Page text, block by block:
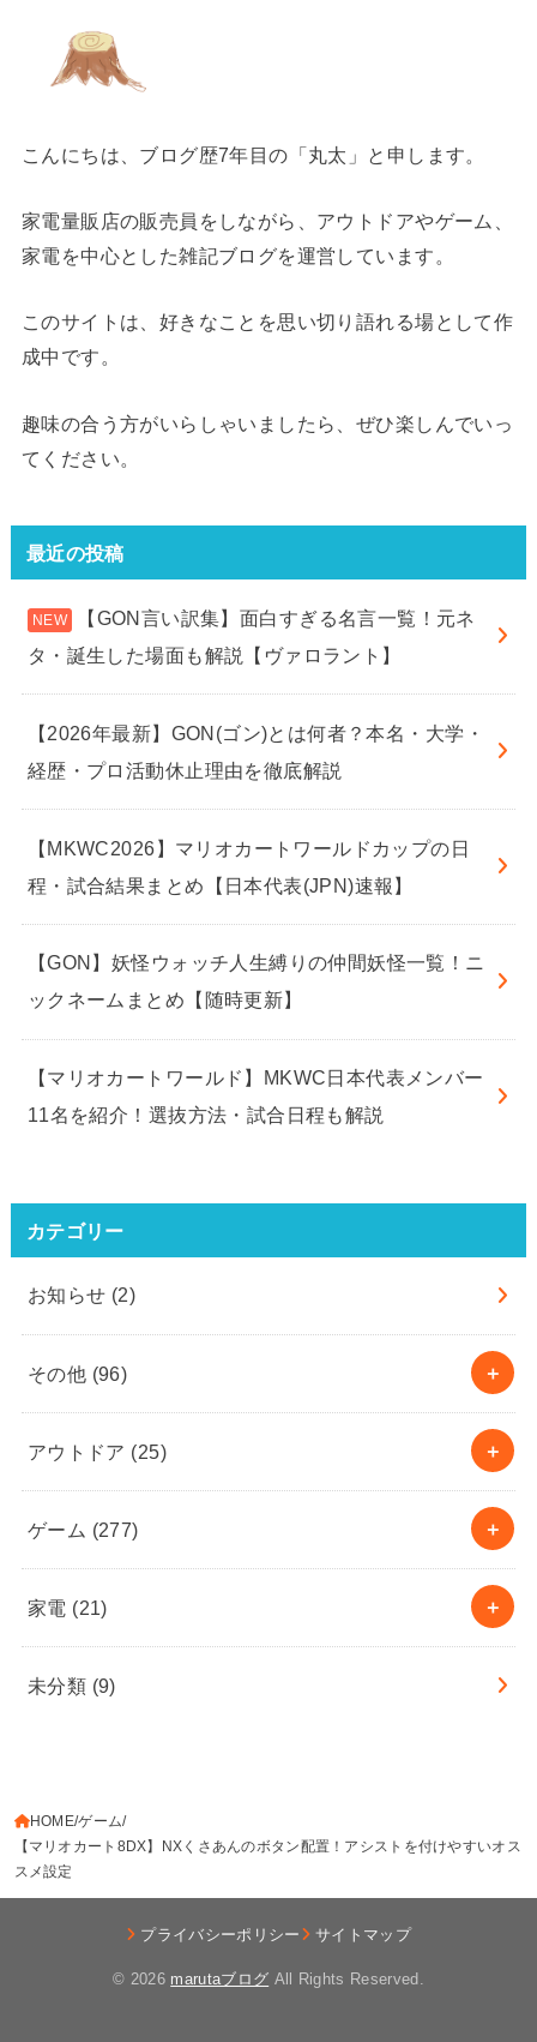
こんにちは、ブログ歴7年目の「丸太」と申します。
家電量販店の販売員をしながら、アウトドアやゲーム、
家電を中心とした雑記ブログを運営しています。
このサイトは、好きなことを思い切り語れる場として作
成中です。
趣味の合う方がいらしゃいましたら、ぜひ楽しんでいっ
てください。
最近の投稿
【GON言い訳集】面白すぎる名言一覧！元ネ
タ・誕生した場面も解説【ヴァロラント】
【2026年最新】GON(ゴン)とは何者？本名・大学・
経歴・プロ活動休止理由を徹底解説
【MKWC2026】マリオカートワールドカップの日
程・試合結果まとめ【日本代表(JPN)速報】
【GON】妖怪ウォッチ人生縛りの仲間妖怪一覧！ニ
ックネームまとめ【随時更新】
【マリオカートワールド】MKWC日本代表メンバー
11名を紹介！選抜方法・試合日程も解説
カテゴリー
お知らせ (2)
その他 (96)
アウトドア (25)
ゲーム (277)
家電 (21)
未分類 (9)
HOME ゲーム
【マリオカート8DX】NXくさあんのボタン配置！アシストを付けやすいオス
スメ設定
プライバシーポリシー サイトマップ
© 2026 marutaブログ All Rights Reserved.